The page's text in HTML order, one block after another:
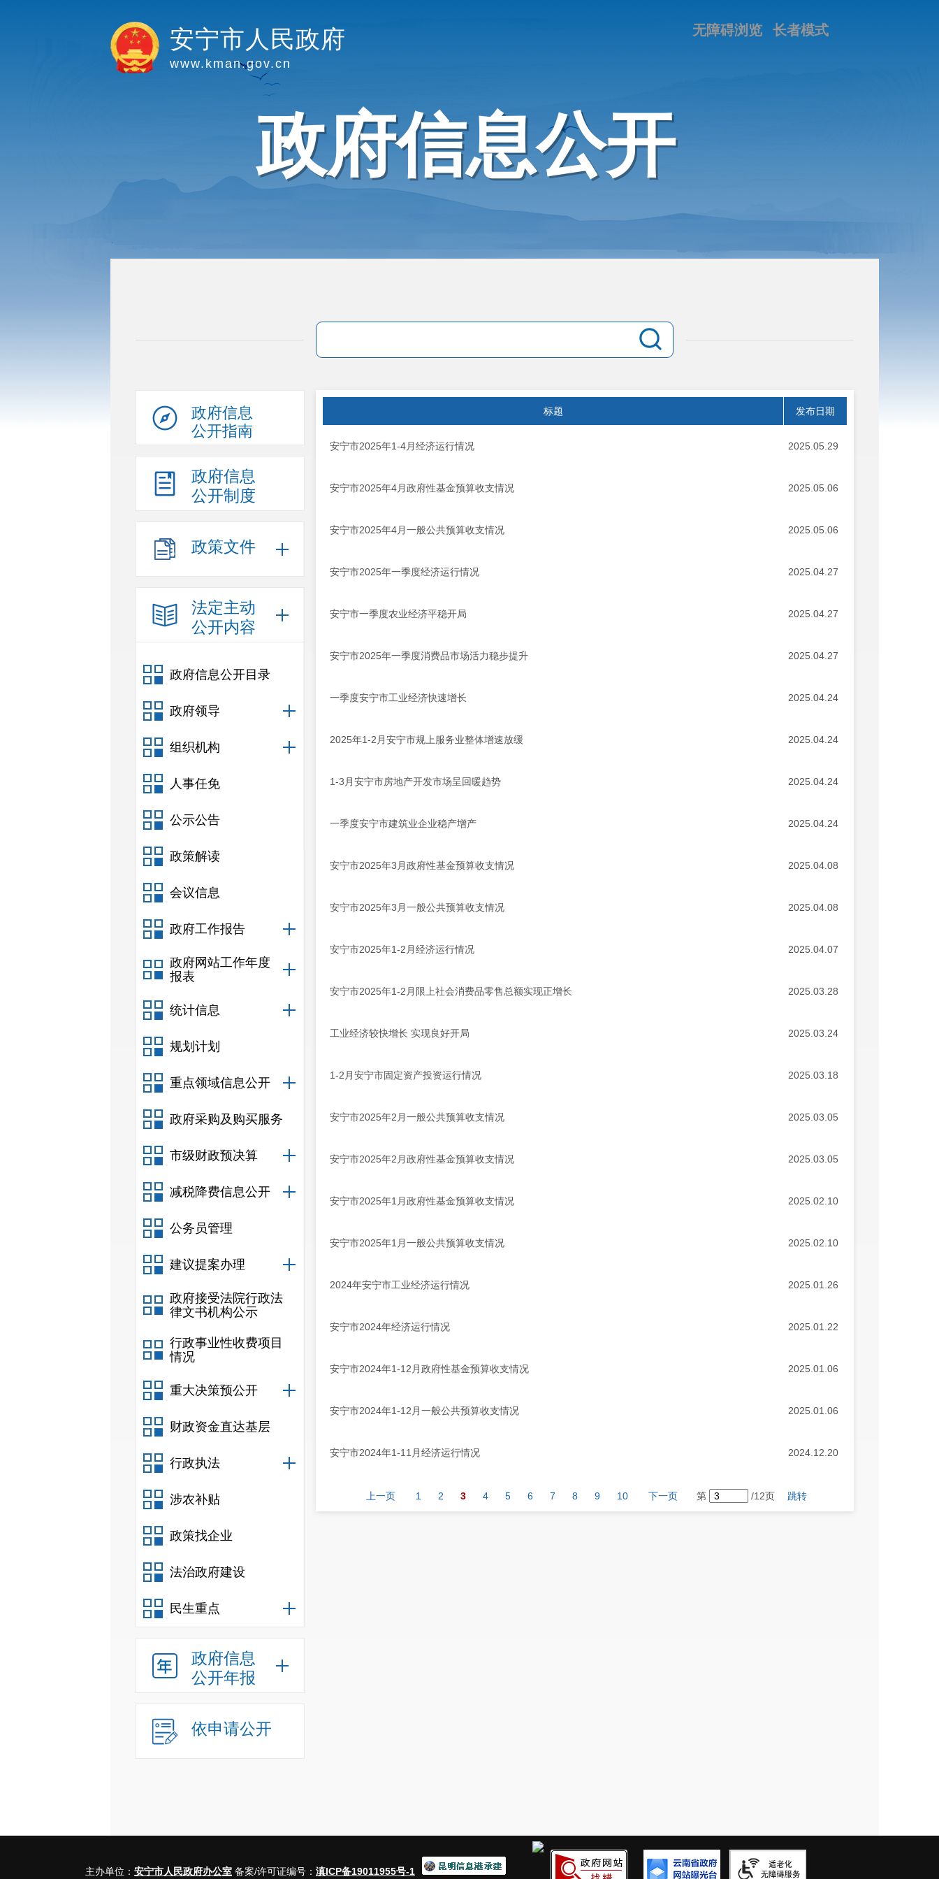
长者模式
无障碍浏览
安宁市人民政府
www.kman.gov.cn
政府信息公开
政府信息
公开指南
政府信息
公开制度
政策文件
法定主动
公开内容
政府信息公开目录
政府领导
组织机构
人事任免
公示公告
政策解读
会议信息
政府工作报告
政府网站工作年度
报表
统计信息
规划计划
重点领域信息公开
政府采购及购买服务
市级财政预决算
减税降费信息公开
公务员管理
建议提案办理
政府接受法院行政法
律文书机构公示
行政事业性收费项目
情况
重大决策预公开
财政资金直达基层
行政执法
涉农补贴
政策找企业
法治政府建设
民生重点
政府信息
公开年报
依申请公开
标题 发布日期
安宁市2025年1-4月经济运行情况 2025.05.29
安宁市2025年4月政府性基金预算收支情况 2025.05.06
安宁市2025年4月一般公共预算收支情况 2025.05.06
安宁市2025年一季度经济运行情况 2025.04.27
安宁市一季度农业经济平稳开局 2025.04.27
安宁市2025年一季度消费品市场活力稳步提升 2025.04.27
一季度安宁市工业经济快速增长 2025.04.24
2025年1-2月安宁市规上服务业整体增速放缓 2025.04.24
1-3月安宁市房地产开发市场呈回暖趋势 2025.04.24
一季度安宁市建筑业企业稳产增产 2025.04.24
安宁市2025年3月政府性基金预算收支情况 2025.04.08
安宁市2025年3月一般公共预算收支情况 2025.04.08
安宁市2025年1-2月经济运行情况 2025.04.07
安宁市2025年1-2月限上社会消费品零售总额实现正增长 2025.03.28
工业经济较快增长 实现良好开局 2025.03.24
1-2月安宁市固定资产投资运行情况 2025.03.18
安宁市2025年2月一般公共预算收支情况 2025.03.05
安宁市2025年2月政府性基金预算收支情况 2025.03.05
安宁市2025年1月政府性基金预算收支情况 2025.02.10
安宁市2025年1月一般公共预算收支情况 2025.02.10
2024年安宁市工业经济运行情况 2025.01.26
安宁市2024年经济运行情况 2025.01.22
安宁市2024年1-12月政府性基金预算收支情况 2025.01.06
安宁市2024年1-12月一般公共预算收支情况 2025.01.06
安宁市2024年1-11月经济运行情况 2024.12.20
上一页 1 2 3 4 5 6 7 8 9 10 下一页 第 /12页 跳转
主办单位： 安宁市人民政府办公室 备案/许可证编号： 滇ICP备19011955号-1